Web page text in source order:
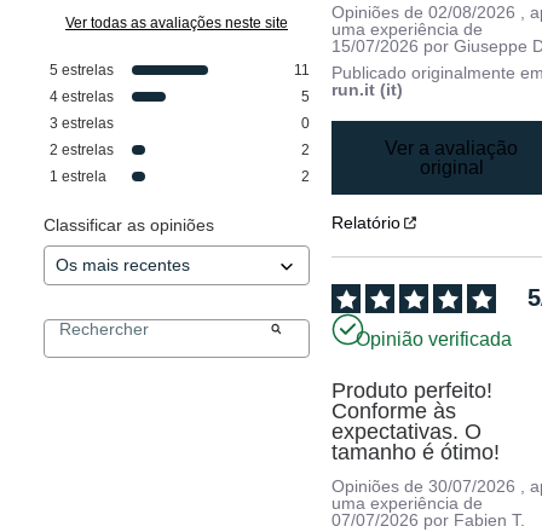
Ver todas as avaliações neste site
5 estrelas
11
4 estrelas
5
3 estrelas
0
2 estrelas
2
1 estrela 2
Classificar as opiniões
Opiniões de02/08/2026
,
uma experiência de
15/07/2026 porGiuseppe
Publicado originalmente
run.it (it)
Ver a avaliação
original
Relatório
5
Opinião verificada
Produto perfeito!
Conforme às
expectativas. O
tamanho é ótimo!
Opiniões de30/07/2026 ,
uma experiência de
07/07/2026 por Fabien T.